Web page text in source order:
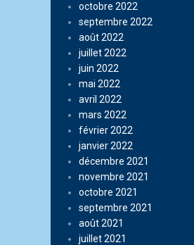
octobre 2022
septembre 2022
août 2022
juillet 2022
juin 2022
mai 2022
avril 2022
mars 2022
février 2022
janvier 2022
décembre 2021
novembre 2021
octobre 2021
septembre 2021
août 2021
juillet 2021